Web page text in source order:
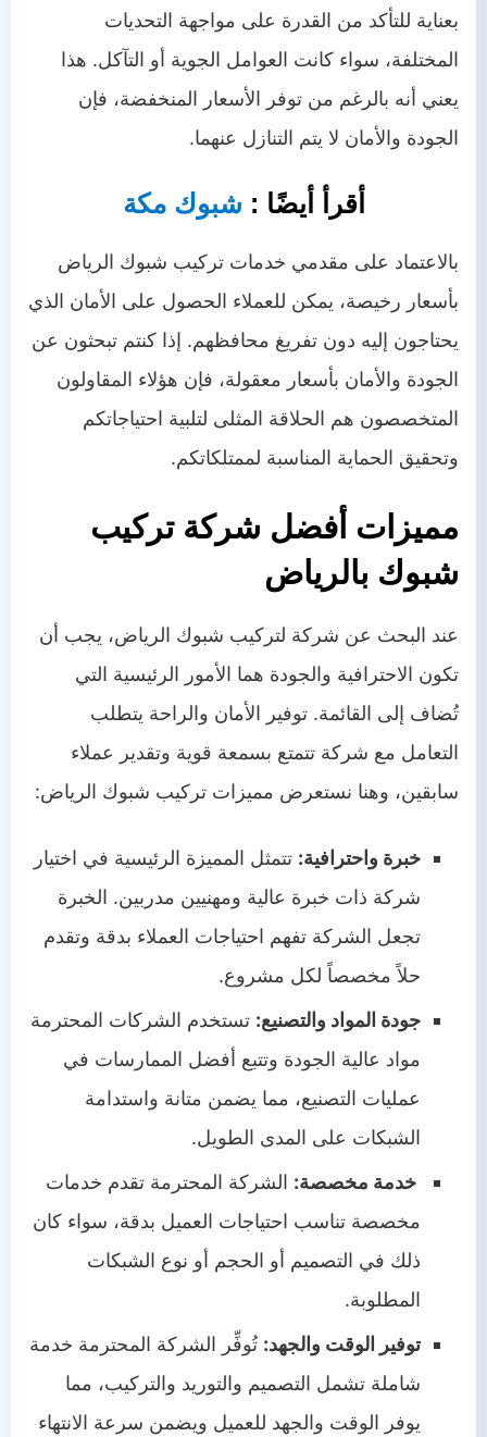
بعناية للتأكد من القدرة على مواجهة التحديات
المختلفة، سواء كانت العوامل الجوية أو التآكل. هذا
يعني أنه بالرغم من توفر الأسعار المنخفضة، فإن
الجودة والأمان لا يتم التنازل عنهما.
أقرأ أيضًا : شبوك مكة
بالاعتماد على مقدمي خدمات تركيب شبوك الرياض
بأسعار رخيصة، يمكن للعملاء الحصول على الأمان الذي
يحتاجون إليه دون تفريغ محافظهم. إذا كنتم تبحثون عن
الجودة والأمان بأسعار معقولة، فإن هؤلاء المقاولون
المتخصصون هم الحلاقة المثلى لتلبية احتياجاتكم
وتحقيق الحماية المناسبة لممتلكاتكم.
مميزات أفضل شركة تركيب
شبوك بالرياض
عند البحث عن شركة لتركيب شبوك الرياض، يجب أن
تكون الاحترافية والجودة هما الأمور الرئيسية التي
تُضاف إلى القائمة. توفير الأمان والراحة يتطلب
التعامل مع شركة تتمتع بسمعة قوية وتقدير عملاء
سابقين، وهنا نستعرض مميزات تركيب شبوك الرياض:
خبرة واحترافية: تتمثل المميزة الرئيسية في اختيار
شركة ذات خبرة عالية ومهنيين مدربين. الخبرة
تجعل الشركة تفهم احتياجات العملاء بدقة وتقدم
حلاً مخصصاً لكل مشروع.
جودة المواد والتصنيع: تستخدم الشركات المحترمة
مواد عالية الجودة وتتبع أفضل الممارسات في
عمليات التصنيع، مما يضمن متانة واستدامة
الشبكات على المدى الطويل.
خدمة مخصصة: الشركة المحترمة تقدم خدمات
مخصصة تناسب احتياجات العميل بدقة، سواء كان
ذلك في التصميم أو الحجم أو نوع الشبكات
المطلوبة.
توفير الوقت والجهد: تُوفِّر الشركة المحترمة خدمة
شاملة تشمل التصميم والتوريد والتركيب، مما
يوفر الوقت والجهد للعميل ويضمن سرعة الانتهاء